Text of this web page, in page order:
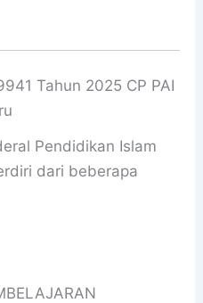
Tahun 2025 CP PAI
Pendidikan Islam
dari beberapa